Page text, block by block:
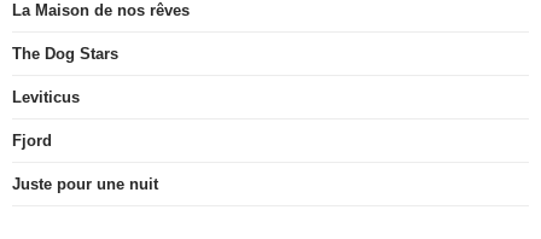
La Maison de nos rêves
The Dog Stars
Leviticus
Fjord
Juste pour une nuit